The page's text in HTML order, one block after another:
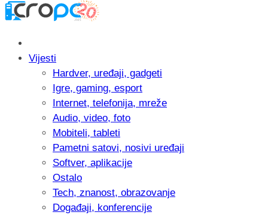
Vijesti
Hardver, uređaji, gadgeti
Igre, gaming, esport
Internet, telefonija, mreže
Audio, video, foto
Mobiteli, tableti
Pametni satovi, nosivi uređaji
Softver, aplikacije
Ostalo
Tech, znanost, obrazovanje
Događaji, konferencije